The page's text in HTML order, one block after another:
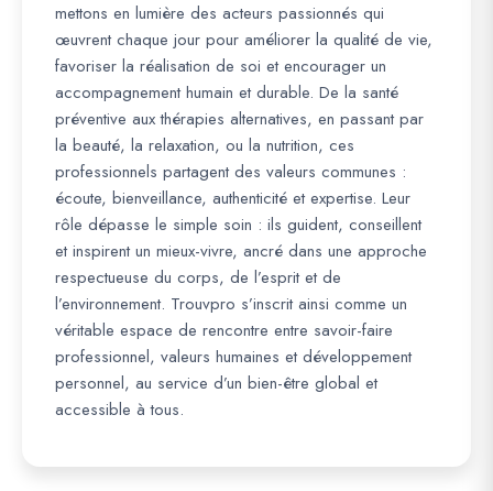
mettons en lumière des acteurs passionnés qui
œuvrent chaque jour pour améliorer la qualité de vie,
favoriser la réalisation de soi et encourager un
accompagnement humain et durable. De la santé
préventive aux thérapies alternatives, en passant par
la beauté, la relaxation, ou la nutrition, ces
professionnels partagent des valeurs communes :
écoute, bienveillance, authenticité et expertise. Leur
rôle dépasse le simple soin : ils guident, conseillent
et inspirent un mieux-vivre, ancré dans une approche
respectueuse du corps, de l’esprit et de
l’environnement. Trouvpro s’inscrit ainsi comme un
véritable espace de rencontre entre savoir-faire
professionnel, valeurs humaines et développement
personnel, au service d’un bien-être global et
accessible à tous.